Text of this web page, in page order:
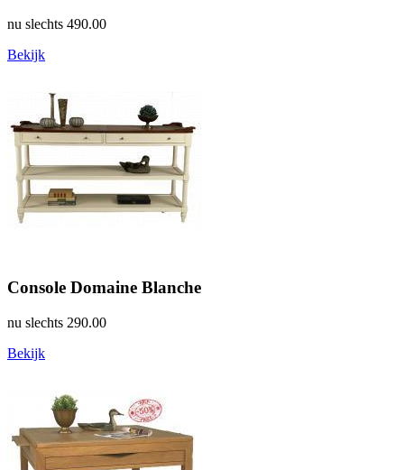
nu slechts 490.00
Bekijk
Console Domaine Blanche
nu slechts 290.00
Bekijk